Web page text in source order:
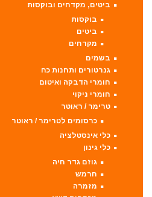
ביטים, מקדחים ובוקסות
בוקסות
ביטים
מקדחים
בשמים
גנרטורים ותחנות כח
חומרי הדבקה ואיטום
חומרי ניקוי
טרימר / ראוטר
כרסומים לטרימר / ראוטר
כלי אינסטלציה
כלי גינון
גוזם גדר חיה
חרמש
מזמרה